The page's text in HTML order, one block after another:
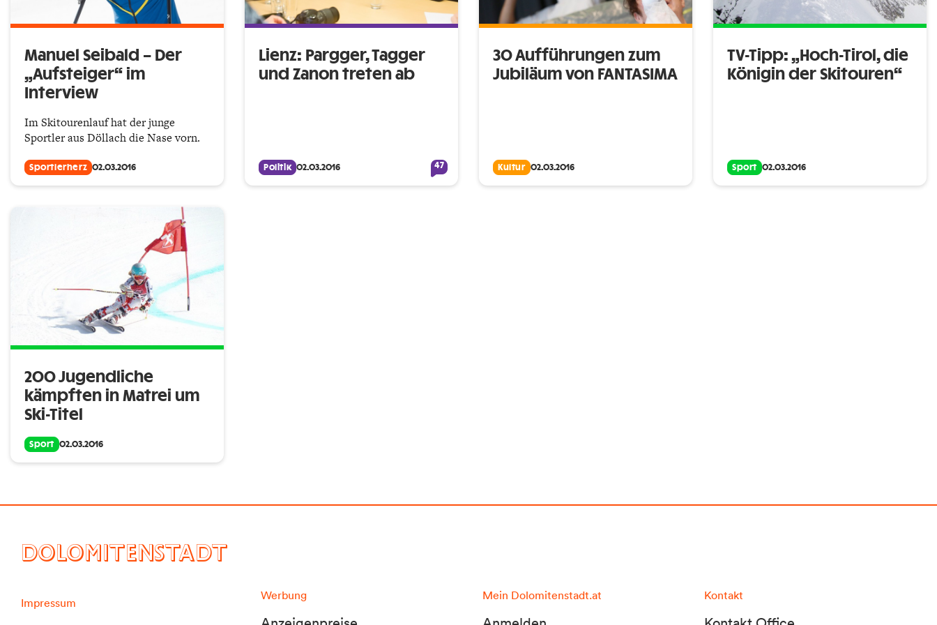
Manuel Seibald – Der
„Aufsteiger“ im
Interview
Im Skitourenlauf hat der junge
Sportler aus Döllach die Nase vorn.
Sportlerherz 02.03.2016
Lienz: Pargger, Tagger
und Zanon treten ab
Politik 02.03.2016 47
30 Aufführungen zum
Jubiläum von FANTASIMA
Kultur 02.03.2016
TV-Tipp: „Hoch-Tirol, die
Königin der Skitouren“
Sport 02.03.2016
200 Jugendliche
kämpften in Matrei um
Ski-Titel
Sport 02.03.2016
DOLOMITENSTADT
Impressum
Werbung Mein Dolomitenstadt.at Kontakt